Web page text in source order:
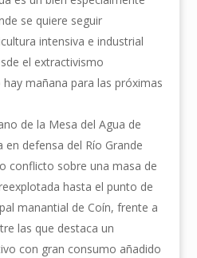
se quiere seguir
intensiva e industrial
el extractivismo
mañana para las próximas
de la Mesa del Agua de
en defensa del Río Grande
conflicto sobre una masa de
hasta el punto de
manantial de Coín, frente a
las que destaca un
con gran consumo añadido